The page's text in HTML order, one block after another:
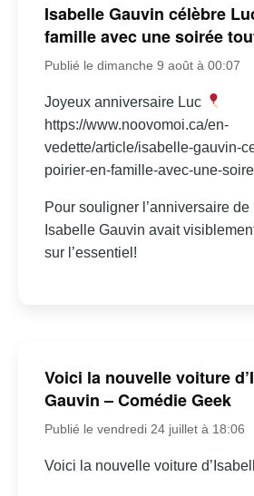
Isabelle Gauvin célèbre
famille avec une soirée
Publié le dimanche 9 août à 00:07
Joyeux anniversaire Luc
https://www.noovomoi.ca/en-
vedette/article/isabelle-gauvin-
poirier-en-famille-avec-une-
Pour souligner l’anniversaire de
Isabelle Gauvin avait
sur l’essentiel!
Voici la nouvelle voiture
Gauvin – Comédie Geek
Publié le vendredi 24 juillet à 18:06
Voici la nouvelle voiture